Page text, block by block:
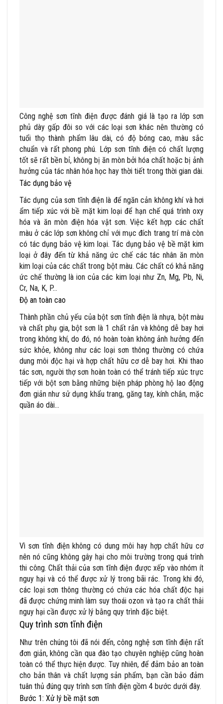
Công nghệ sơn tĩnh điện được đánh giá là tạo ra lớp sơn
phủ dày gấp đôi so với các loại sơn khác nên thường có
tuổi thọ thành phẩm lâu dài, có độ bóng cao, màu sắc
chuẩn và rất phong phú. Lớp sơn tĩnh điện có chất lượng
tốt sẽ rất bền bỉ, không bị ăn mòn bởi hóa chất hoặc bị ảnh
hưởng của tác nhân hóa học hay thời tiết trong thời gian dài.
Tác dụng bảo vệ
Tác dụng của sơn tĩnh điện là để ngăn cản không khí và hơi
ẩm tiếp xúc với bề mặt kim loại để hạn chế quá trình oxy
hóa và ăn mòn điện hóa vật sơn. Việc kết hợp các chất
màu ở các lớp sơn không chỉ với mục đích trang trí mà còn
có tác dụng bảo vệ kim loại. Tác dụng bảo vệ bề mặt kim
loại ở đây đến từ khả năng ức chế các tác nhân ăn mòn
kim loại của các chất trong bột màu. Các chất có khả năng
ức chế thường là ion của các kim loại như Zn, Mg, Pb, Ni,
Cr, Na, K, P…
Độ an toàn cao
Thành phần chủ yếu của bột sơn tĩnh điện là nhựa, bột màu
và chất phụ gia, bột sơn là 1 chất rắn và không dễ bay hơi
trong không khí, do đó, nó hoàn toàn không ảnh hưởng đến
sức khỏe, không như các loại sơn thông thường có chứa
dung môi độc hại và hợp chất hữu cơ dễ bay hơi. Khi thao
tác sơn, người thợ sơn hoàn toàn có thể tránh tiếp xúc trực
tiếp với bột sơn bằng những biện pháp phòng hộ lao động
đơn giản như sử dụng khẩu trang, găng tay, kính chắn, mặc
quần áo dài…
Vì sơn tĩnh điện không có dung môi hay hợp chất hữu cơ
nên nó cũng không gây hại cho môi trường trong quá trình
thi công. Chất thải của sơn tĩnh điện được xếp vào nhóm ít
nguy hại và có thể được xử lý trong bãi rác. Trong khi đó,
các loại sơn thông thường có chứa các hóa chất độc hại
đã được chứng minh làm suy thoái ozon và tạo ra chất thải
nguy hại cần được xử lý bằng quy trình đặc biệt.
Quy trình sơn tĩnh điện
Như trên chúng tôi đã nói đến, công nghệ sơn tĩnh điện rất
đơn giản, không cần qua đào tạo chuyên nghiệp cũng hoàn
toàn có thể thực hiện được. Tuy nhiên, để đảm bảo an toàn
cho bản thân và chất lượng sản phẩm, bạn cần bảo đảm
tuân thủ đúng quy trình sơn tĩnh điện gồm 4 bước dưới đây.
Bước 1: Xử lý bề mặt sơn